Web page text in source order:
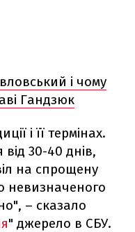
і чому
Гандзюк
і її термінах.
30-40 днів,
на спрощену
невизначеного
– сказало
" джерело в СБУ.